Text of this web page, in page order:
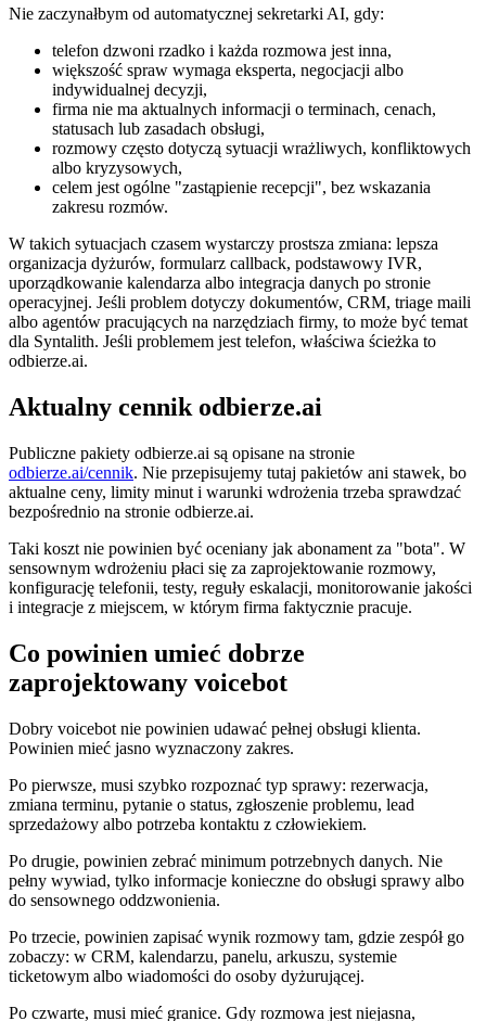
Nie zaczynałbym od automatycznej sekretarki AI, gdy:
telefon dzwoni rzadko i każda rozmowa jest inna,
większość spraw wymaga eksperta, negocjacji albo
indywidualnej decyzji,
firma nie ma aktualnych informacji o terminach, cenach,
statusach lub zasadach obsługi,
rozmowy często dotyczą sytuacji wrażliwych, konfliktowych
albo kryzysowych,
celem jest ogólne "zastąpienie recepcji", bez wskazania
zakresu rozmów.
W takich sytuacjach czasem wystarczy prostsza zmiana: lepsza
organizacja dyżurów, formularz callback, podstawowy IVR,
uporządkowanie kalendarza albo integracja danych po stronie
operacyjnej. Jeśli problem dotyczy dokumentów, CRM, triage maili
albo agentów pracujących na narzędziach firmy, to może być temat
dla Syntalith. Jeśli problemem jest telefon, właściwa ścieżka to
odbierze.ai.
Aktualny cennik odbierze.ai
Publiczne pakiety odbierze.ai są opisane na stronie
odbierze.ai/cennik. Nie przepisujemy tutaj pakietów ani stawek, bo
aktualne ceny, limity minut i warunki wdrożenia trzeba sprawdzać
bezpośrednio na stronie odbierze.ai.
Taki koszt nie powinien być oceniany jak abonament za "bota". W
sensownym wdrożeniu płaci się za zaprojektowanie rozmowy,
konfigurację telefonii, testy, reguły eskalacji, monitorowanie jakości
i integracje z miejscem, w którym firma faktycznie pracuje.
Co powinien umieć dobrze
zaprojektowany voicebot
Dobry voicebot nie powinien udawać pełnej obsługi klienta.
Powinien mieć jasno wyznaczony zakres.
Po pierwsze, musi szybko rozpoznać typ sprawy: rezerwacja,
zmiana terminu, pytanie o status, zgłoszenie problemu, lead
sprzedażowy albo potrzeba kontaktu z człowiekiem.
Po drugie, powinien zebrać minimum potrzebnych danych. Nie
pełny wywiad, tylko informacje konieczne do obsługi sprawy albo
do sensownego oddzwonienia.
Po trzecie, powinien zapisać wynik rozmowy tam, gdzie zespół go
zobaczy: w CRM, kalendarzu, panelu, arkuszu, systemie
ticketowym albo wiadomości do osoby dyżurującej.
Po czwarte, musi mieć granice. Gdy rozmowa jest niejasna,